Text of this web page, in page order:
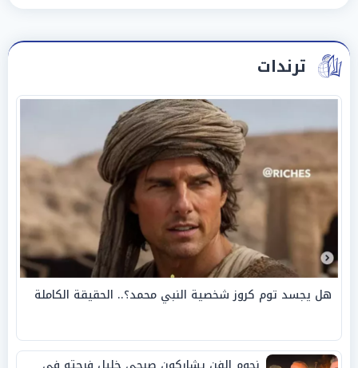
ترندات
هل يجسد توم كروز شخصية النبي محمد؟.. الحقيقة الكاملة